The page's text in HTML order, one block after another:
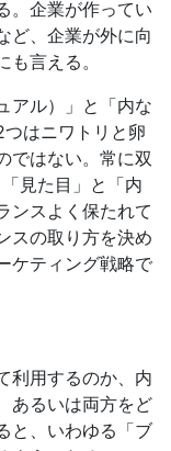
。企業が作ってい
ど、企業が外に向
言える。
アル）」と「内な
はニワトリと卵
ではない。常に双
見た目」と「内
ンスよく保たれて
スの取り方を決め
ケティング戦略で
利用するのか、内
あるいは両方をど
と、いわゆる「ブ